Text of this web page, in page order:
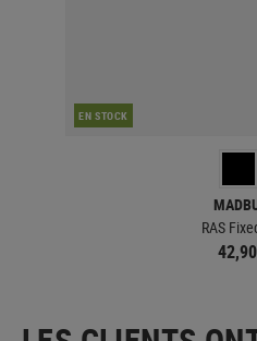
EN STOCK
RAS